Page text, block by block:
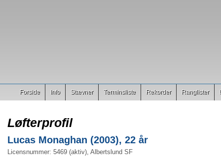
Forside Info Stævner Terminsliste Rekorder Ranglister
Løfterprofil
Lucas Monaghan (2003), 22 år
Licensnummer: 5469 (aktiv), Albertslund SF